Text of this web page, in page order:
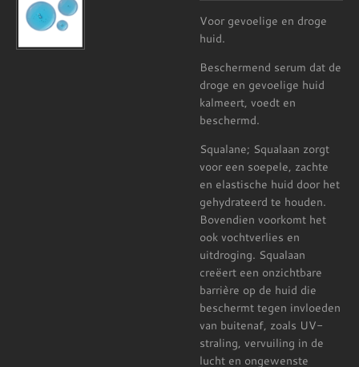
Voor gevoelige en droge
huid.
Beschermend serum dat de
droge en gevoelige huid
kalmeert, voedt en
beschermd.
Squalane; Squalaan zorgt
voor een soepele, zachte
en elastische huid door het
gehydrateerd te houden.
Bovendien voorkomt het
ook vochtverlies en
uitdroging. Squalaan
creëert een onzichtbare
barrière op de huid die
beschermt tegen invloeden
van buitenaf, zoals UV-
straling, vervuiling in de
lucht en ongewenste